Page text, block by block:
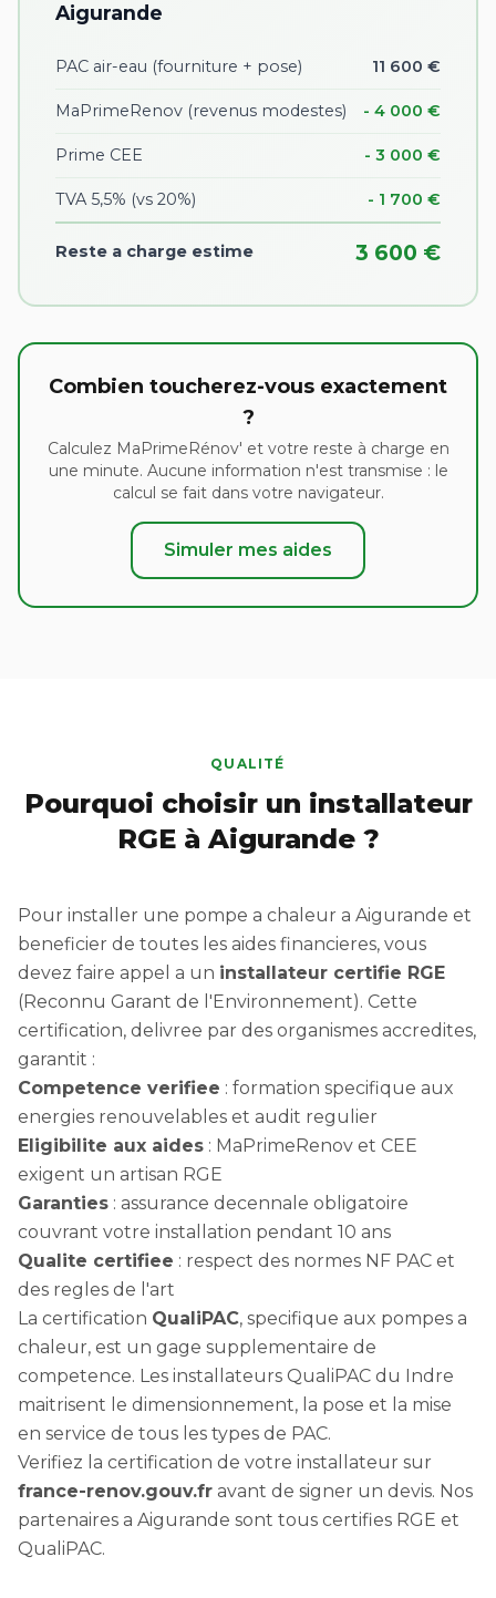
Aigurande
PAC air-eau (fourniture + pose) 11 600 €
MaPrimeRenov (revenus modestes) - 4 000 €
Prime CEE - 3 000 €
TVA 5,5% (vs 20%) - 1 700 €
Reste a charge estime 3 600 €
Combien toucherez-vous exactement
?
Calculez MaPrimeRénov' et votre reste à charge en
une minute. Aucune information n'est transmise : le
calcul se fait dans votre navigateur.
Simuler mes aides
QUALITÉ
Pourquoi choisir un installateur
RGE à Aigurande ?
Pour installer une pompe a chaleur a Aigurande et
beneficier de toutes les aides financieres, vous
devez faire appel a un installateur certifie RGE
(Reconnu Garant de l'Environnement). Cette
certification, delivree par des organismes accredites,
garantit :
Competence verifiee : formation specifique aux
energies renouvelables et audit regulier
Eligibilite aux aides : MaPrimeRenov et CEE
exigent un artisan RGE
Garanties : assurance decennale obligatoire
couvrant votre installation pendant 10 ans
Qualite certifiee : respect des normes NF PAC et
des regles de l'art
La certification QualiPAC, specifique aux pompes a
chaleur, est un gage supplementaire de
competence. Les installateurs QualiPAC du Indre
maitrisent le dimensionnement, la pose et la mise
en service de tous les types de PAC.
Verifiez la certification de votre installateur sur
france-renov.gouv.fr avant de signer un devis. Nos
partenaires a Aigurande sont tous certifies RGE et
QualiPAC.